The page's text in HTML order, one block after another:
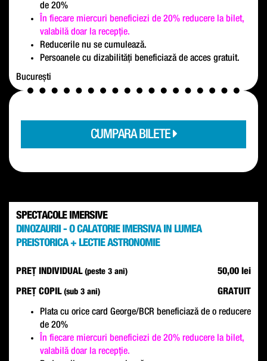
de 20%
În fiecare miercuri beneficiezi de 20% reducere la bilet,
valabilă doar la recepție.
Reducerile nu se cumulează.
Persoanele cu dizabilități beneficiază de acces gratuit.
București
CUMPARA BILETE
SPECTACOLE IMERSIVE
DINOZAURII - O CALATORIE IMERSIVA IN LUMEA
PREISTORICA + LECTIE ASTRONOMIE
PREȚ INDIVIDUAL (peste 3 ani) 50,00 lei
PREȚ COPIL (sub 3 ani) GRATUIT
Plata cu orice card George/BCR beneficiază de o reducere
de 20%
În fiecare miercuri beneficiezi de 20% reducere la bilet,
valabilă doar la recepție.